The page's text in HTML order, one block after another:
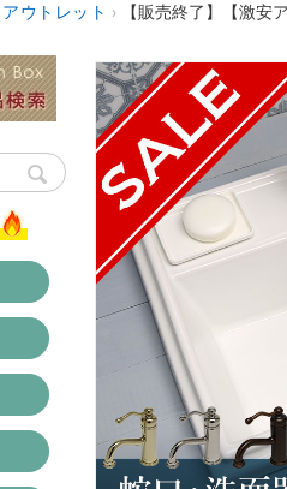
アウトレット › 【販売終了】【激安